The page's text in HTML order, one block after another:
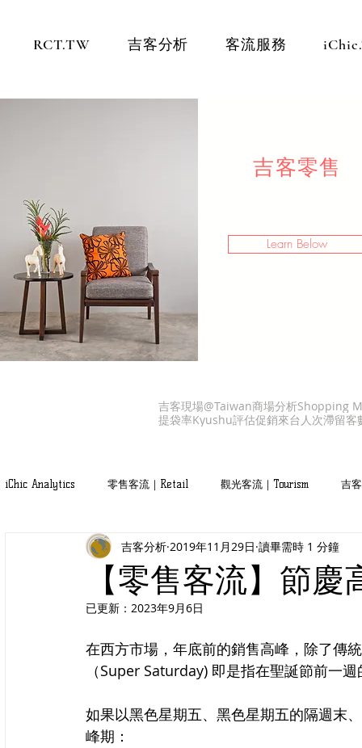
RCT.TW 吉客分析 客流服務
吉客零售
Learn Below
吉客現場@Taiwan商場分析Shopping
提袋率Kyushu評估促銷來台人次滯留客
iChic Analytics 零售客流｜Retail 觀光客流｜Tourism 吉
吉客服務｜iChic Values
【零售客流】節
吉客分析 2019年11月29日 讀畢需時 1 分鐘
已更新： 2023年9月6日
在西方市場，年底前的銷售高峰，除了傳
（Super Saturday) 即是指在聖誕節前一
如果以黑色星期五、黑色星期五的隔週末
峰期：